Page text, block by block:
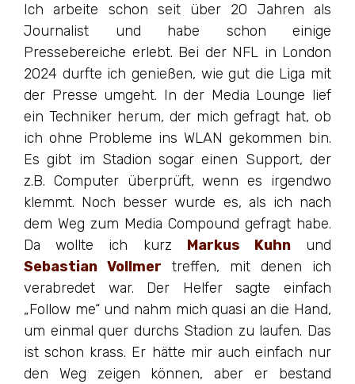
Ich arbeite schon seit über 20 Jahren als
Journalist und habe schon einige
Pressebereiche erlebt. Bei der NFL in London
2024 durfte ich genießen, wie gut die Liga mit
der Presse umgeht. In der Media Lounge lief
ein Techniker herum, der mich gefragt hat, ob
ich ohne Probleme ins WLAN gekommen bin.
Es gibt im Stadion sogar einen Support, der
z.B. Computer überprüft, wenn es irgendwo
klemmt. Noch besser wurde es, als ich nach
dem Weg zum Media Compound gefragt habe.
Da wollte ich kurz Markus Kuhnund
Sebastian Vollmer treffen, mit denen ich
verabredet war. Der Helfer sagte einfach
„Follow me“ und nahm mich quasi an die Hand,
um einmal quer durchs Stadion zu laufen. Das
ist schon krass. Er hätte mir auch einfach nur
den Weg zeigen können, aber er bestand